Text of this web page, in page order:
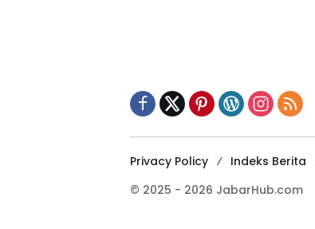
Privacy Policy Indeks Berita
© 2025 - 2026 JabarHub.com